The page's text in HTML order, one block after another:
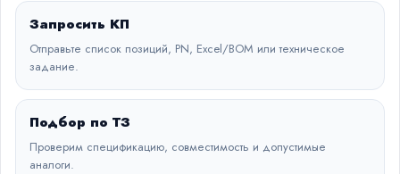
Запросить КП
Отправьте список позиций, PN, Excel/BOM или техническое
задание.
Подбор по ТЗ
Проверим спецификацию, совместимость и допустимые
аналоги.